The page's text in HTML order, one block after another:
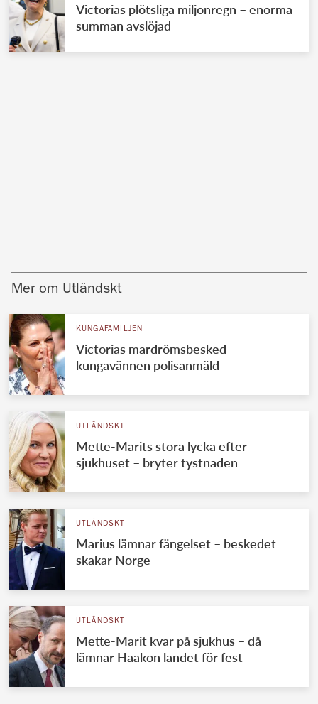
Victorias plötsliga miljonregn – enorma
summan avslöjad
Mer om Utländskt
KUNGAFAMILJEN
Victorias mardrömsbesked –
kungavännen polisanmäld
UTLÄNDSKT
Mette-Marits stora lycka efter
sjukhuset – bryter tystnaden
UTLÄNDSKT
Marius lämnar fängelset – beskedet
skakar Norge
UTLÄNDSKT
Mette-Marit kvar på sjukhus – då
lämnar Haakon landet för fest